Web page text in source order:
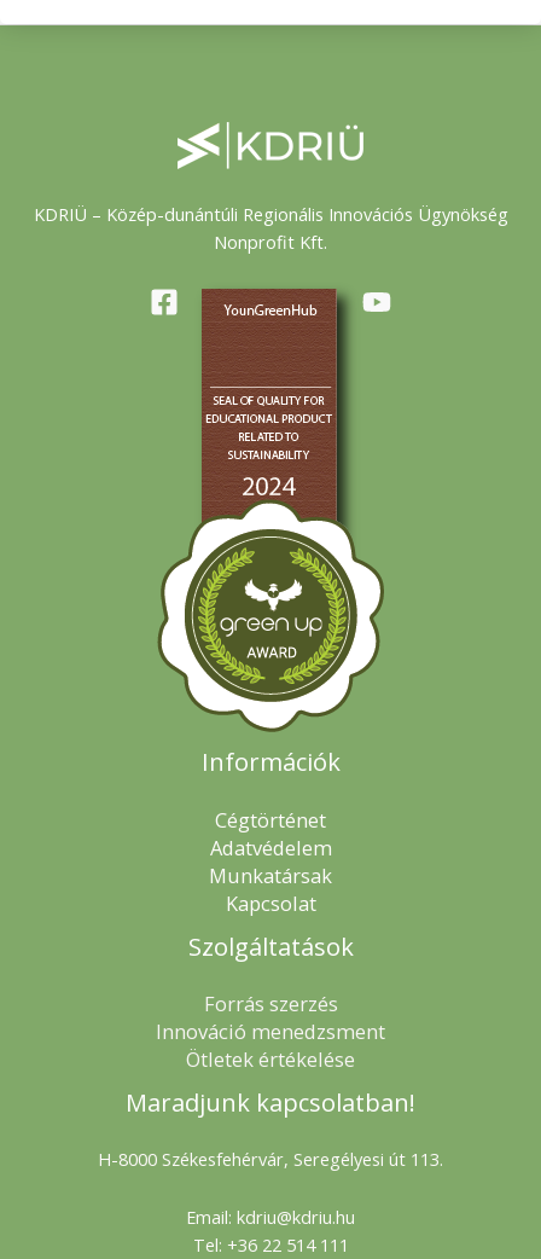
KDRIÜ – Közép-dunántúli Regionális Innovációs Ügynökség
Nonprofit Kft.
Információk
Cégtörténet
Adatvédelem
Munkatársak
Kapcsolat
Szolgáltatások
Forrás szerzés
Innováció menedzsment
Ötletek értékelése
Maradjunk kapcsolatban!
H-8000 Székesfehérvár, Seregélyesi út 113.
Email: kdriu@kdriu.hu
Tel: +36 22 514 111